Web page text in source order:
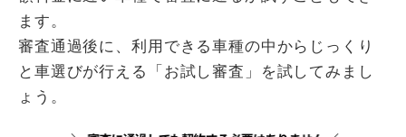
ます。
審査通過後に、利用できる車種の中からじっくり
と車選びが行える「お試し審査」を試してみまし
ょう。